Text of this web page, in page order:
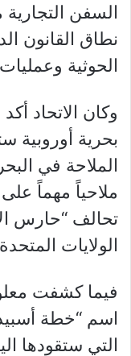
السفن
نطاق القانون
الحوثية
وكان الاتحاد
بحرية أوروبية
الملاحة في
ملاحياً مهماً
تحالف “حارس
الولايات
فيما كشفت
اسم “خطة
التي ستقودها